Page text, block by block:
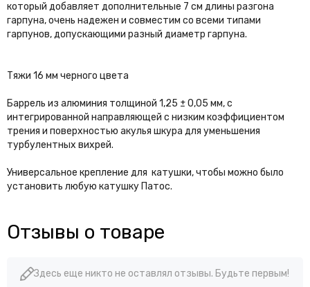
который добавляет дополнительные 7 см длины разгона
гарпуна, очень надежен и совместим со всеми типами
гарпунов, допускающими разный диаметр гарпуна.
Тяжи 16 мм черного цвета
Баррель из алюминия толщиной 1,25 ± 0,05 мм, с
интегрированной направляющей с низким коэффициентом
трения и поверхностью акулья шкура для уменьшения
турбулентных вихрей.
Универсальное крепление для катушки, чтобы можно было
установить любую катушку Патос.
Отзывы о товаре
Здесь еще никто не оставлял отзывы. Будьте первым!